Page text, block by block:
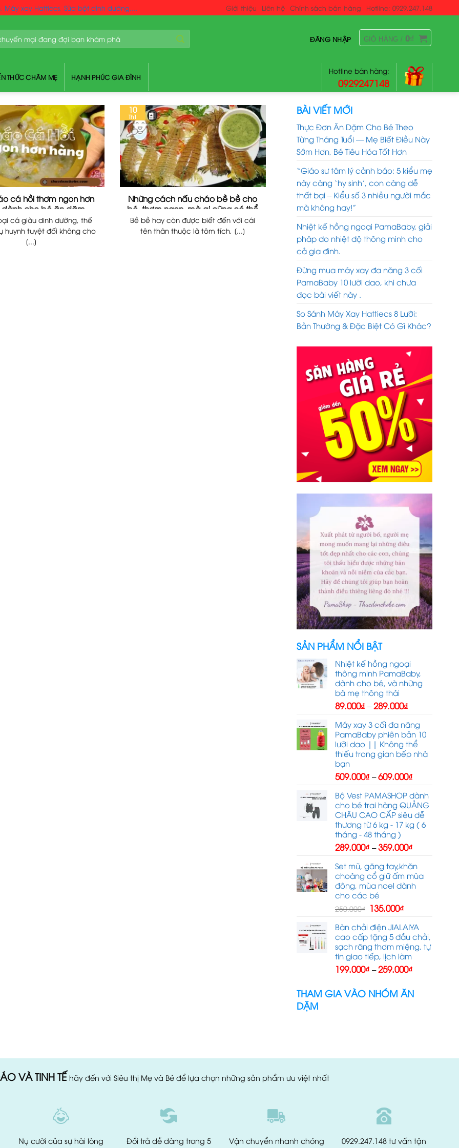
, Máy xay Hattiecs, Sữa bột dinh dưỡng,... Giới thiệu Liên hệ Chính sách bán hàng Hotline: 0929.247.148
ĐĂNG NHẬP GIỎ HÀNG / 0₫
THỨC CHĂM MẸ HẠNH PHÚC GIA ĐÌNH
Hotline bán hàng:
0929247148
cá hồi thơm ngon hơn
dành cho bé ăn dặm
cá giàu dinh dưỡng, thế
huynh tuyệt đối không cho
[...]
Những cách nấu cháo bề bề cho
bé, thơm ngon, mà ai cũng có thể
làm được
Bề bề hay còn được biết đến với cái
tên thân thuộc là tôm tích, [...]
10
Th1
BÀI VIẾT MỚI
Thực Đơn Ăn Dặm Cho Bé Theo
Từng Tháng Tuổi — Mẹ Biết Điều Này
Sớm Hơn, Bé Tiêu Hóa Tốt Hơn
“Giáo sư tâm lý cảnh báo: 5 kiểu mẹ
này càng ‘hy sinh’, con càng dễ
thất bại – Kiểu số 3 nhiều người mắc
mà không hay!”
Nhiệt kế hồng ngoại PamaBaby, giải
pháp đo nhiệt độ thông minh cho
cả gia đình.
Đừng mua máy xay đa năng 3 cối
PamaBaby 10 lưỡi dao, khi chưa
đọc bài viết này .
So Sánh Máy Xay Hattiecs 8 Lưỡi:
Bản Thường & Đặc Biệt Có Gì Khác?
SẢN PHẨM NỔI BẬT
Nhiệt kế hồng ngoại
thông minh PamaBaby,
dành cho bé, và những
bà mẹ thông thái
89.000₫ – 289.000₫
từ
89.000₫
đến
289.000₫
Máy xay 3 cối đa năng
PamaBaby phiên bản 10
lưỡi dao || Không thể
thiếu trong gian bếp nhà
bạn
509.000₫ – 609.000₫
từ
509.000₫
đến
609.000₫
Bộ Vest PAMASHOP dành
cho bé trai hàng QUẢNG
CHÂU CAO CẤP siêu dễ
thương từ 6 kg - 17 kg ( 6
tháng - 48 tháng )
289.000₫ – 359.000₫
từ
289.000₫
đến
Set mũ, găng tay,khăn
choàng cổ giữ ấm mùa
đông, mùa noel dành
cho các bé
250.000₫ Giá
là:
250.000₫.
135.000₫
tại
là:
135.000₫.
Bàn chải điện JIALAIYA
cao cấp tặng 5 đầu chải,
sạch răng thơm miệng, tự
tin giao tiếp, lịch lãm
199.000₫ – 259.000₫
199.000₫
THAM GIA VÀO NHÓM ĂN
DẶM
VÀ TINH TẾhãy đến với Siêu thị Mẹ và Bé để lựa chọn những sản phẩm ưu việt nhất
Nụ cười của sự hài lòng Đổi trả dễ dàng trong 5 Vận chuyển nhanh chóng 0929.247.148 tư vấn tận